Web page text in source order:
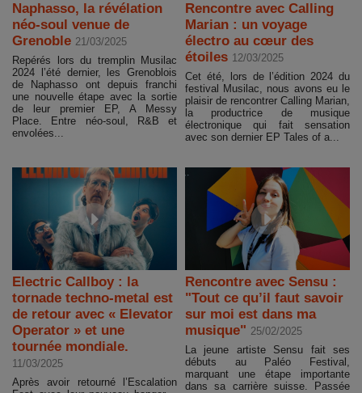
Naphasso, la révélation
néo-soul venue de
Grenoble 21/03/2025
Repérés lors du tremplin Musilac
2024 l’été dernier, les Grenoblois
de Naphasso ont depuis franchi
une nouvelle étape avec la sortie
de leur premier EP, A Messy
Place. Entre néo-soul, R&B et
envolées...
Rencontre avec Calling
Marian : un voyage
électro au cœur des
étoiles 12/03/2025
Cet été, lors de l’édition 2024 du
festival Musilac, nous avons eu le
plaisir de rencontrer Calling Marian,
la productrice de musique
électronique qui fait sensation
avec son dernier EP Tales of a...
Electric Callboy : la
tornade techno-metal est
de retour avec « Elevator
Operator » et une
tournée mondiale.
11/03/2025
Après avoir retourné l’Escalation
Rencontre avec Sensu :
"Tout ce qu’il faut savoir
sur moi est dans ma
musique" 25/02/2025
La jeune artiste Sensu fait ses
débuts au Paléo Festival,
marquant une étape importante
dans sa carrière suisse. Passée